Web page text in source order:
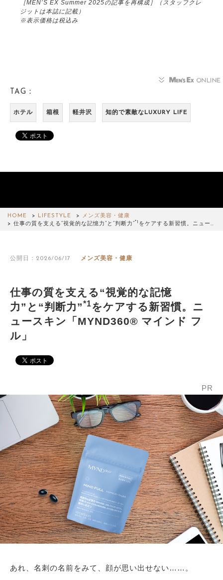
［MEN’S EX Summer 2025の記事を再構成］（スタッフクレ
ジットは本誌に記載）
※表示価格は税込み
TAG：
ホテル 箱根 軽井沢 知的で素敵なLUXURY LIFE
HOME LIFESTYLE
メンズ美容・健康
仕事の質を支える“視覚的な記憶力”と“判断力”
*1 をケアする新習慣。ニュー…
公開日：2026/06/17 メンズ美容・健康
仕事の質を支える“視覚的な記憶
力”と“判断力”*1をケアする新習慣。ニ
ュースキン「MYND360® マインド フ
ル」
PR
あれ、名刺の名前をみて、顔が思い出せない……。